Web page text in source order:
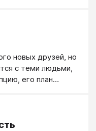
он может делать
новых друзей, но
с теми людьми,
его план
И
при